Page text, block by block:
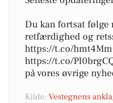
Du kan fortsat følge
retfærdighed og
https://t.co/
https://t.co/
på vores øvrige
Kilde: Vestegnens